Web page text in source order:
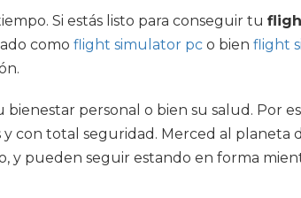
Si estás listo para conseguir tu
como flight simulator pc o bien flight
personal o bien su salud. Por
total seguridad. Merced al planeta
y pueden seguir estando en forma